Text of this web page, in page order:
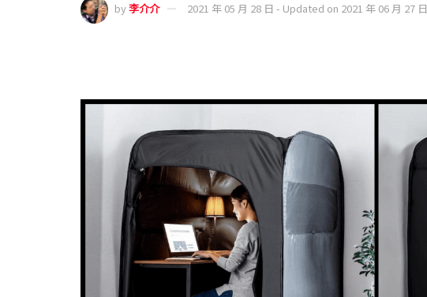
by李介介 2021 年 05 月 28 日 - Updated on 2021 年 06 月 27 日